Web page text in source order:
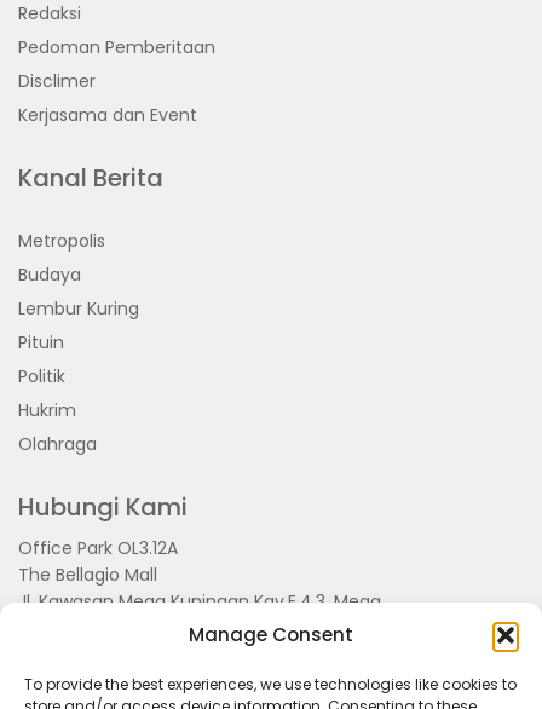
Manage Consent
To provide the best experiences, we use technologies like cookies to
Redaksi
Pedoman Pemberitaan
Disclimer
Kerjasama dan Event
Kanal Berita
Metropolis
Budaya
Lembur Kuring
Pituin
Politik
Hukrim
Olahraga
Hubungi Kami
Office Park OL3.12A
The Bellagio Mall
Jl. Kawasan Mega Kuningan Kav.E.4.3, Mega
Kuningan, Kel. Kuningan Timur,